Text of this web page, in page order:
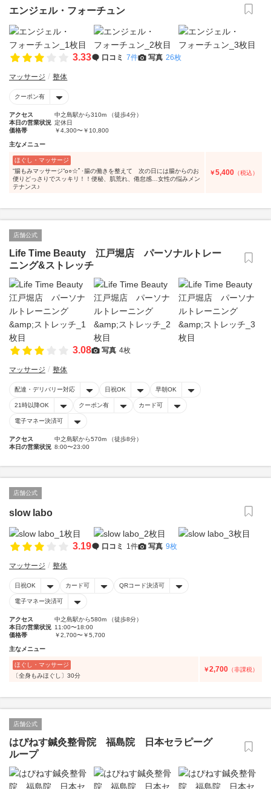
エンジェル・フォーチュン
3.33 口コミ 7件 写真 26枚
マッサージ 整体
クーポン有
アクセス
中之島駅から310m （徒歩4分）
本日の営業状況 定休日
価格帯
￥4,300〜￥10,800
主なメニュー
ほぐし・マッサージ
”腸もみマッサージ”o○☆ﾟ･腸の働きを整えて 次の日には腸からのお
便りどっさりでスッキリ！！便秘、肌荒れ、倦怠感…女性の悩みメン
テナンス♪
￥5,400 （税込）
店舗公式
Life Time Beauty 江戸堀店 パーソナルトレー
ニング&ストレッチ
3.08 写真 4枚
マッサージ 整体
配達・デリバリー対応 日祝OK 早朝OK
21時以降OK クーポン有 カード可
電子マネー決済可
アクセス
中之島駅から570m （徒歩8分）
本日の営業状況 8:00〜23:00
店舗公式
slow labo
3.19 口コミ 1件 写真 9枚
マッサージ 整体
日祝OK カード可 QRコード決済可
電子マネー決済可
アクセス
中之島駅から580m （徒歩8分）
本日の営業状況 11:00〜18:00
価格帯
￥2,700〜￥5,700
主なメニュー
ほぐし・マッサージ
〔全身もみほぐし〕30分
￥2,700 （非課税）
店舗公式
はぴねす鍼灸整骨院 福島院 日本セラピーグ
ループ